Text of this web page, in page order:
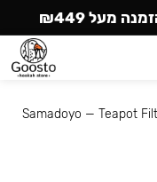
Samadoyo — Teapot
מעל ₪449